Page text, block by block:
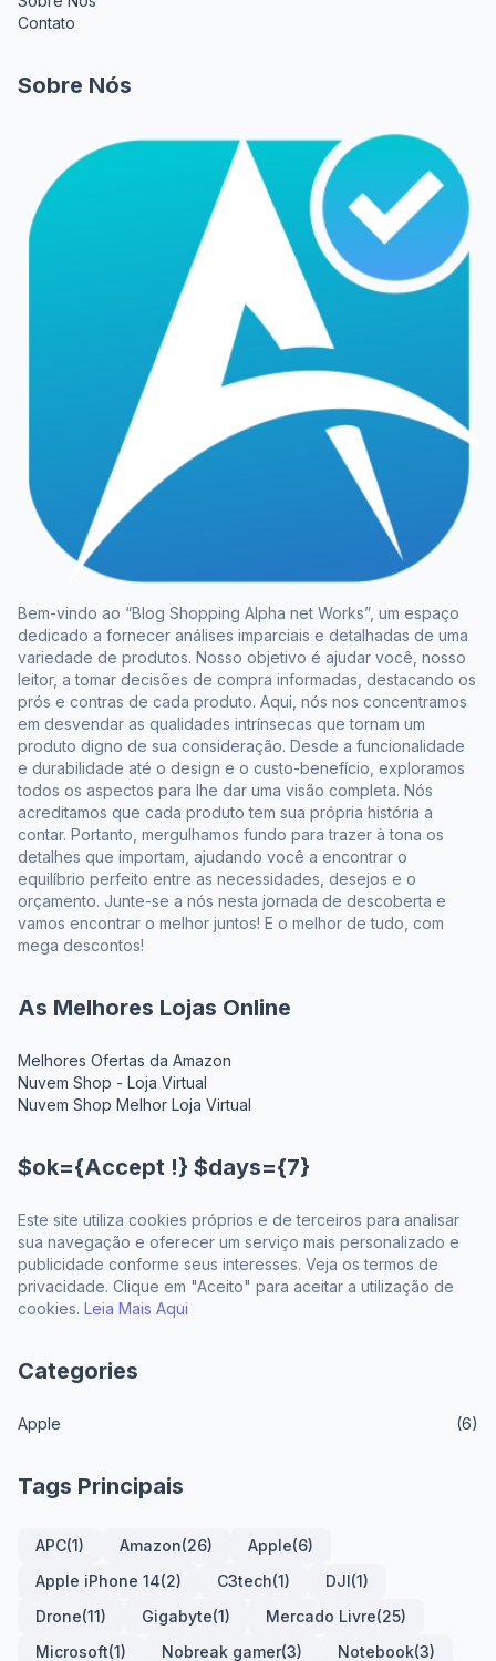
Contato
Sobre Nós
Bem-vindo ao “Blog Shopping Alpha net Works”, um espaço
dedicado a fornecer análises imparciais e detalhadas de uma
variedade de produtos. Nosso objetivo é ajudar você, nosso
leitor, a tomar decisões de compra informadas, destacando os
prós e contras de cada produto. Aqui, nós nos concentramos
em desvendar as qualidades intrínsecas que tornam um
produto digno de sua consideração. Desde a funcionalidade
e durabilidade até o design e o custo-benefício, exploramos
todos os aspectos para lhe dar uma visão completa. Nós
acreditamos que cada produto tem sua própria história a
contar. Portanto, mergulhamos fundo para trazer à tona os
detalhes que importam, ajudando você a encontrar o
equilíbrio perfeito entre as necessidades, desejos e o
orçamento. Junte-se a nós nesta jornada de descoberta e
vamos encontrar o melhor juntos! E o melhor de tudo, com
mega descontos!
As Melhores Lojas Online
Melhores Ofertas da Amazon
Nuvem Shop - Loja Virtual
Nuvem Shop Melhor Loja Virtual
$ok={Accept !} $days={7}
Este site utiliza cookies próprios e de terceiros para analisar
sua navegação e oferecer um serviço mais personalizado e
publicidade conforme seus interesses. Veja os termos de
privacidade. Clique em "Aceito" para aceitar a utilização de
cookies. Leia Mais Aqui
Categories
Apple (6)
Tags Principais
APC(1) Amazon(26) Apple(6)
Apple iPhone 14(2) C3tech(1) DJI(1)
Drone(11) Gigabyte(1) Mercado Livre(25)
Microsoft(1) Nobreak gamer(3) Notebook(3)